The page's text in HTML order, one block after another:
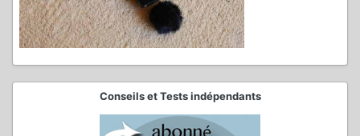
Conseils et Tests indépendants